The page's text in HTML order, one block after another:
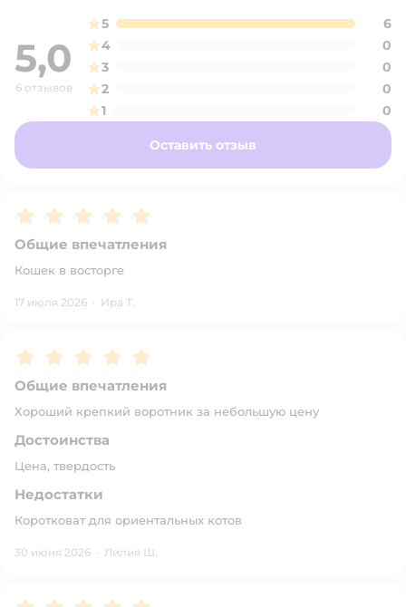
5,0
6 отзывов
5
6
4
0
3
0
2
0
1
0
Оставить отзыв
Рейтинг:5
Общие впечатления
Кошек в восторге
17 июля 2026 · Ира Т.
Рейтинг:5
Общие впечатления
Хороший крепкий воротник за небольшую цену
Достоинства
Цена, твердость
Недостатки
Коротковат для ориентальных котов
30 июня 2026 · Лилия Ш.
Рейтинг:5